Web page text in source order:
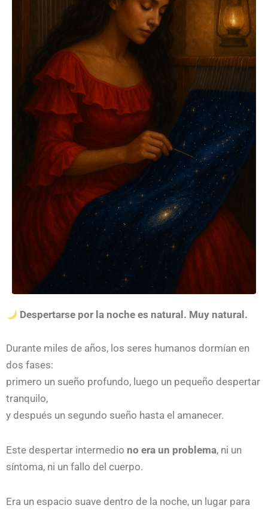
Despertarse por la noche es natural. Muy natural.
Durante miles de años, los seres humanos dormían en
dos fases:
primero un sueño profundo, luego un pequeño despertar
tranquilo,
y después un segundo sueño hasta el amanecer.
Este despertar intermedio no era un problema, ni un
síntoma, ni un fallo del cuerpo.
Era un espacio suave dentro de la noche, un lugar para